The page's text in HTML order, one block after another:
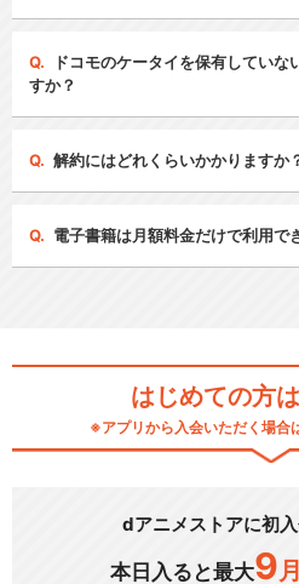
ドコモのケータイを保有していな
すか？
解約にはどれくらいかかりますか
電子書籍は月額料金だけで利用で
はじめての方
※アプリから入会いただく場合
dアニメストアに初
本日入ると最大9 月